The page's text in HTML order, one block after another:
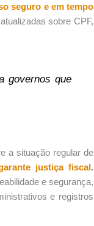
seguro e em tempo
sobre CPF,
governos que
a situação regular de
justiça fiscal.
e segurança,
e registros